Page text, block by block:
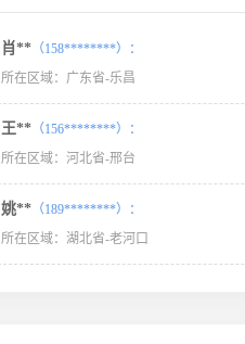
肖** （158********）：
所在区域：广东省-乐昌
王** （156********）：
所在区域：河北省-邢台
姚** （189********）：
所在区域：湖北省-老河口